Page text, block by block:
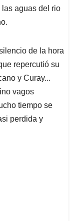
aguas del rio
de la hora
repercutió su
y Curay...
vagos
tiempo se
perdida y